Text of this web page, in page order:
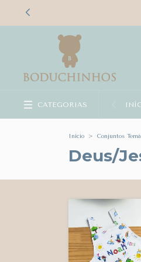
CATEGORIAS
Início > Conjuntos
Deus/